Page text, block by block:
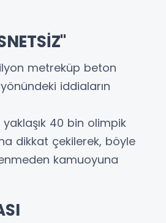
metreküp beton
iddiaların
40 bin olimpik
dikkat çekilerek, böyle
kamuoyuna